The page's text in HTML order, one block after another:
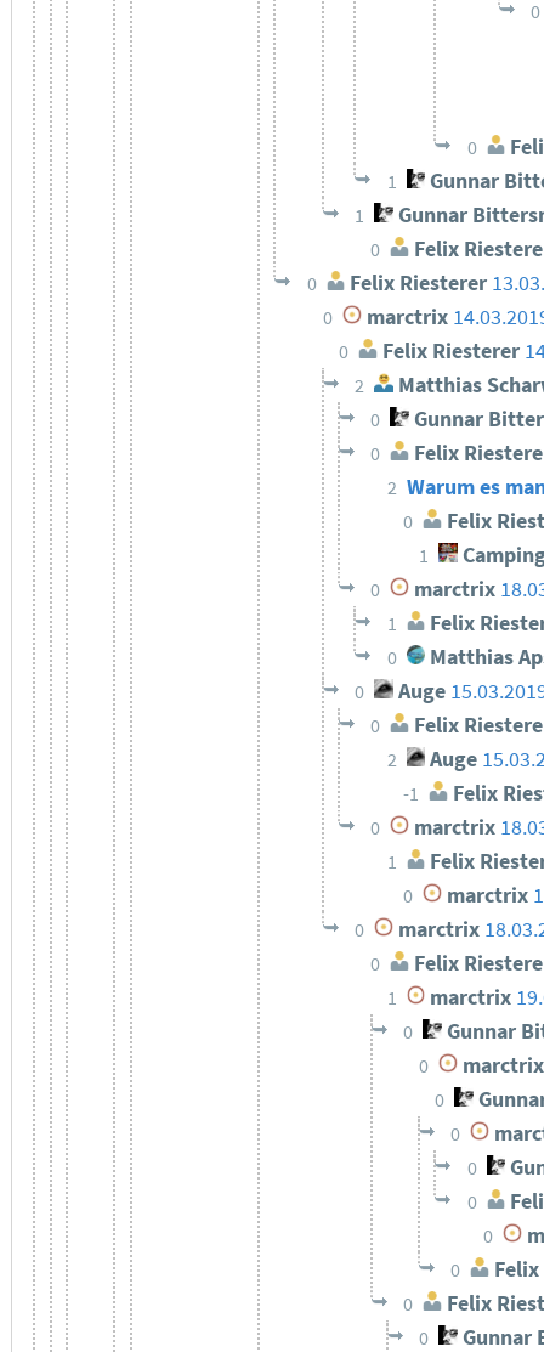
0
0
1 Gunnar
1 Gunnar
0 Felix
0 Felix Riesterer
0 marctrix
0 Felix Riesterer
2 Matthias
0 Gunnar
0 Felix
2 Warum es
0 Felix
1
0 marctrix
1 Felix
0 Matthias
0 Auge
0 Felix
2 Auge
-1 Felix
0 marctrix
1 Felix
0 marctrix
0 marctrix
0 Felix
1 marctrix
0 Gunnar
0 marctrix
0
0
0
0
0
0
0 Felix
0 Gunnar